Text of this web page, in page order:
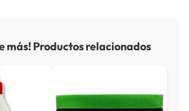
más! Productos relacionados